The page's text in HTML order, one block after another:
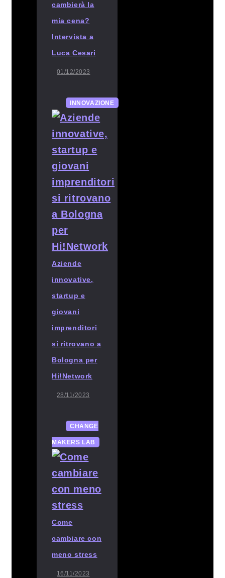
cambierà la
mia cena?
Intervista a
Luca Cesari
01/12/2023
INNOVAZIONE
Aziende
innovative,
startup e
giovani
imprenditori
si ritrovano a
Bologna per
Hi!Network
28/11/2023
CHANGE
MAKERS LAB
Come
cambiare con
meno stress
16/11/2023